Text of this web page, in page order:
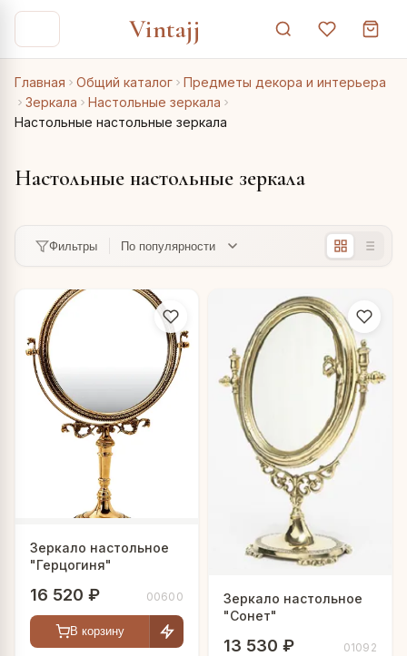
Vintajj
Главная Общий каталог
Предметы декора и интерьера
Зеркала
Настольные зеркала
Настольные настольные зеркала
Настольные настольные зеркала
Фильтры
Зеркало настольное
"Герцогиня"
16 520 ₽ 00600
В корзину
Зеркало настольное
"Сонет"
13 530 ₽ 01092